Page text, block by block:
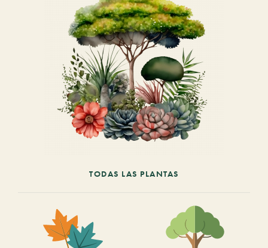
TODAS LAS PLANTAS